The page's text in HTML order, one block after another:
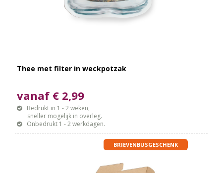
Thee met filter in weckpotzak
vanaf € 2,99
Bedrukt in 1 - 2 weken,
sneller mogelijk in overleg.
Onbedrukt 1 - 2 werkdagen.
BRIEVENBUSGESCHENK